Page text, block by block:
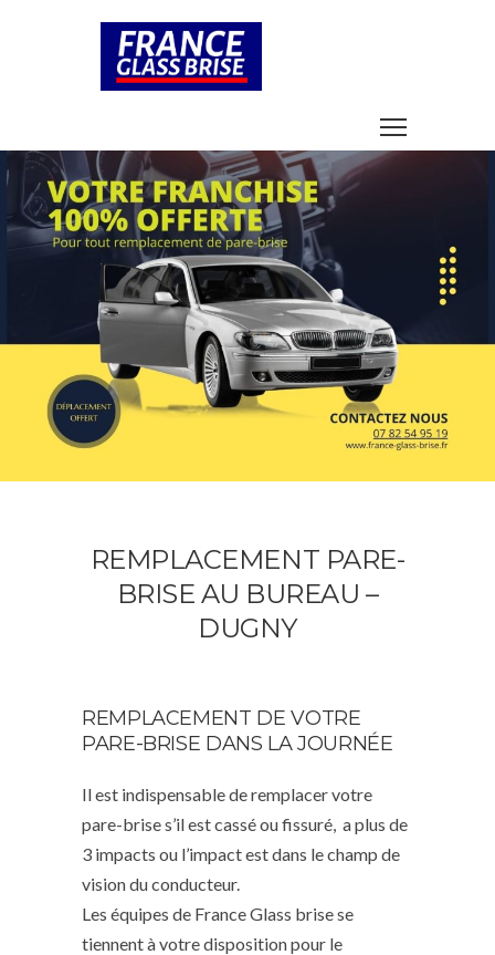
REMPLACEMENT PARE-
BRISE AU BUREAU –
DUGNY
REMPLACEMENT DE VOTRE
PARE-BRISE DANS LA JOURNÉE
Il est indispensable de remplacer votre
pare-brise s’il est cassé ou fissuré, a plus de
3 impacts ou l’impact est dans le champ de
vision du conducteur.
Les équipes de France Glass brise se
tiennent à votre disposition pour le